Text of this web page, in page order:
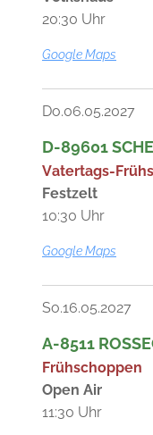
20:30 Uhr
Google Maps
Do.06.05.2027
D-89601
Vatertags-
Festzelt
10:30 Uhr
Google Maps
So.16.05.2027
A-8511
Frühschoppen
Open Air
11:30 Uhr